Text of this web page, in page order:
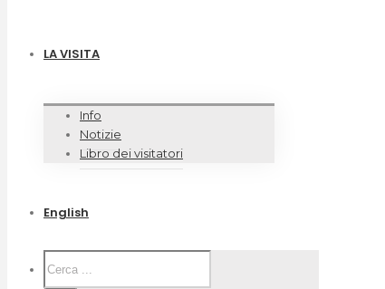
LA VISITA
Info
Notizie
Libro dei visitatori
English